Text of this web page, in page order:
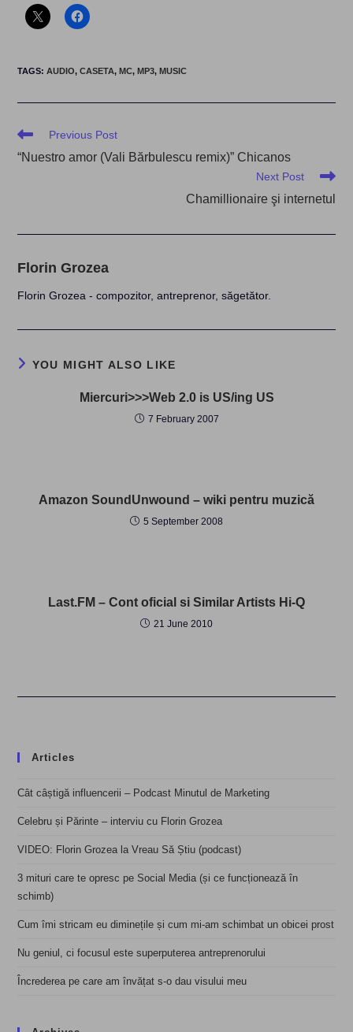
TAGS:AUDIO, CASETA, MC, MP3, MUSIC
Read
articles
Previous Post
“Nuestro amor (Vali Bărbulescu remix)” Chicanos
Next Post
Chamillionaire şi internetul
Florin Grozea
Florin Grozea - compozitor, antreprenor, săgetător.
YOU MIGHT ALSO LIKE
Miercuri>>>Web 2.0 is US/ing US
7 February 2007
Amazon SoundUnwound – wiki pentru muzică
5 September 2008
Last.FM – Cont oficial si Similar Artists Hi-Q
21 June 2010
Articles
Cât câștigă influencerii – Podcast Minutul de Marketing
Celebru și Părinte – interviu cu Florin Grozea
VIDEO: Florin Grozea la Vreau Să Știu (podcast)
3 mituri care te opresc pe Social Media (și ce funcționează în
schimb)
Cum îmi stricam eu diminețile și cum mi-am schimbat un obicei prost
Nu geniul, ci focusul este superputerea antreprenorului
Încrederea pe care am învățat s-o dau visului meu